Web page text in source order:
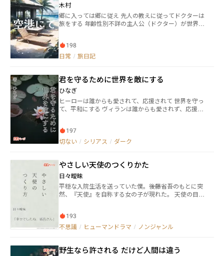
木村
郷に入っては郷に従え 先人の教えに従ってドクターは
旅をする 年齢性別不詳の主人公（ドクター）が世界中
198
日常 / 旅日記
君を守るために世界を敵にする
ひなぎ
ヒーローは誰からも愛されて、応援されて 世界を守っ
て、平和にする ヴィランは誰からも愛されず、応援さ
界を犠牲にする
197
切ない / シリアス / ダーク
やさしい天使のつくりかた
日々曖昧
平穏な入院生活を送っていた僕。――後藤省吾のもとに突
然、『天使』を自称する女の子が現れた。 天使の目的
末を言おう。 そして当初の彼女の思惑とはてんで違
い、僕はこの上なく幸福に、人生を終えることになっ
193
不思議 / ヒューマンドラマ / ノンジャンル
野生なら許される ――だけど人間は違う